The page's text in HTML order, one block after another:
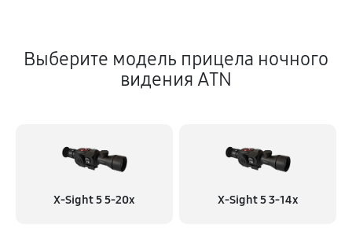
Выберите модель прицела ночного
видения ATN
X-Sight 5 5-20x X-Sight 5 3-14x